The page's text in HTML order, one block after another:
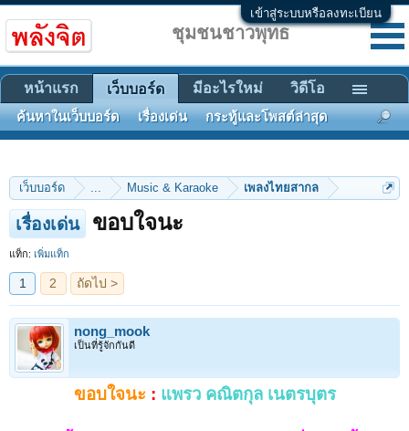
เข้าสู่ระบบหรือลงทะเบียน
เว็บบอร์ด ... Music & Karaoke เพลงไทยสากล
เรื่องเด่น ขอบใจนะ
แท็ก: เพิ่มแท็ก
1 2 ถัดไป >
nong_mook
เป็นที่รู้จักกันดี
ขอบใจนะ : แพรว คณิตกุล เนตรบุตร
ชุมชนชาวพุทธ
หน้าแรก เว็บบอร์ด
ค้นหาในเว็บบอร์ด เรื่องเด่น กระทู้และโพสต์ล่าสุด
มีอะไรใหม่ วิดีโอ